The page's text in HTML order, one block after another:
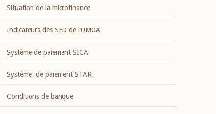
Situation de la microfinance
Indicateurs des SFD de l’UMOA
Système de paiement SICA
Système de paiement STAR
Conditions de banque